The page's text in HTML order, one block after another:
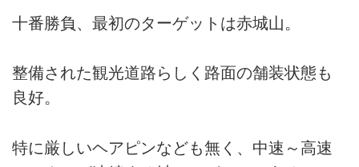
十番勝負、最初のターゲットは赤城山。
整備された観光道路らしく路面の舗装状態も
良好。
特に厳しいヘアピンなども無く、中速～高速